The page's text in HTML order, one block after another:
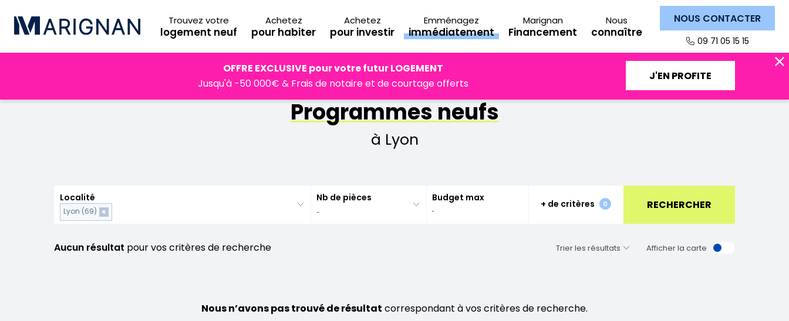
Trouvez votre
logement neuf
Achetez
pour habiter
Achetez
pour investir
Emménagez
immédiatement
Marignan
Financement
Nous
connaître
NOUS CONTACTER
09 71 05 15 15
OFFRE EXCLUSIVE pour votre futur LOGEMENT
Jusqu'à -50 000€ & Frais de notaire et de courtage offerts
J'EN PROFITE
Auvergne-Rhône-Alpes Rhône Lyon
Programmes neufs
à Lyon
Localité
×
Lyon (69)
Nb de pièces Budget max
+ de critères 0
Fermer RECHERCHER
Aucun résultat pour vos critères de recherche Afficher la carte
Nous n’avons pas trouvé de résultat correspondant à vos critères de recherche.